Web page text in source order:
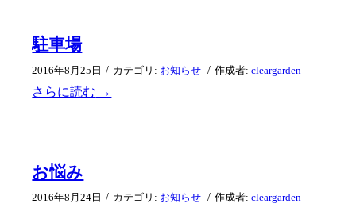
駐車場
2016年8月25日 / カテゴリ: お知らせ / 作成者:cleargarden
さらに読む →
お悩み
2016年8月24日 / カテゴリ: お知らせ / 作成者:cleargarden